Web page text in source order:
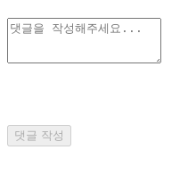
댓글 작성